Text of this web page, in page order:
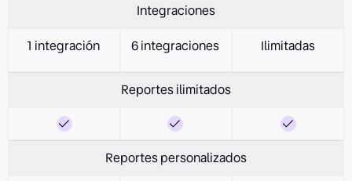
Integraciones
1 integración
6 integraciones Ilimitadas
Reportes ilimitados
Reportes personalizados